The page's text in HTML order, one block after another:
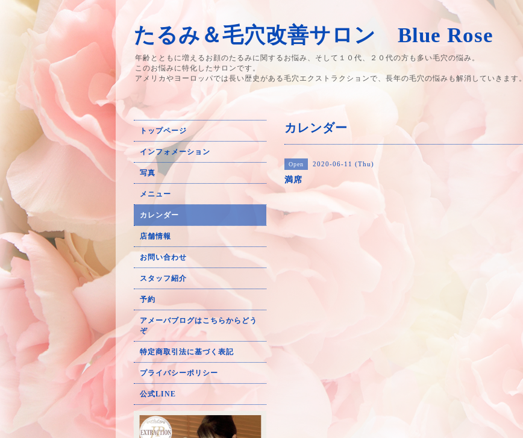
たるみ＆毛穴改善サロン Blue Rose
年齢とともに増えるお顔のたるみに関するお悩み、そして１０代、２０代の方も多い毛穴の悩み。
このお悩みに特化したサロンです。
アメリカやヨーロッパでは長い歴史がある毛穴エクストラクションで、長年の毛穴の悩みも解消していきます。
カレンダー
Open 2020-06-11 (Thu)
満席
トップページ
インフォメーション
写真
メニュー
カレンダー
店舗情報
お問い合わせ
スタッフ紹介
予約
アメーバブログはこちらからどう
ぞ
特定商取引法に基づく表記
プライバシーポリシー
公式LINE